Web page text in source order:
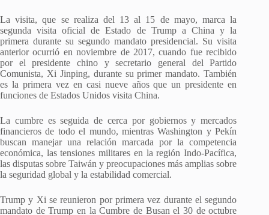
La visita, que se realiza del 13 al 15 de mayo, marca la
segunda visita oficial de Estado de Trump a China y la
primera durante su segundo mandato presidencial. Su visita
anterior ocurrió en noviembre de 2017, cuando fue recibido
por el presidente chino y secretario general del Partido
Comunista, Xi Jinping, durante su primer mandato. También
es la primera vez en casi nueve años que un presidente en
funciones de Estados Unidos visita China.
La cumbre es seguida de cerca por gobiernos y mercados
financieros de todo el mundo, mientras Washington y Pekín
buscan manejar una relación marcada por la competencia
económica, las tensiones militares en la región Indo-Pacífica,
las disputas sobre Taiwán y preocupaciones más amplias sobre
la seguridad global y la estabilidad comercial.
Trump y Xi se reunieron por primera vez durante el segundo
mandato de Trump en la Cumbre de Busan el 30 de octubre